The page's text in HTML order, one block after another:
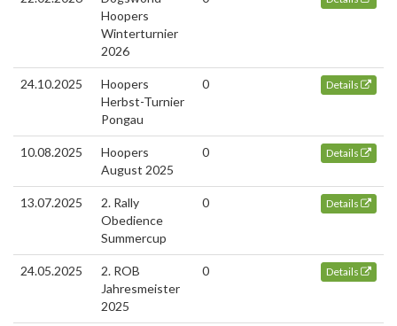
Hoopers
Winterturnier
2026
24.10.2025
Hoopers
Herbst-Turnier
Pongau
0 Details
10.08.2025
Hoopers
August 2025
0 Details
13.07.2025
2. Rally
Obedience
Summercup
0 Details
24.05.2025
2. ROB
Jahresmeister
2025
0 Details